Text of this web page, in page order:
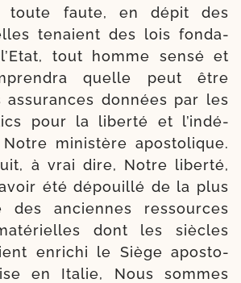
toute faute, en dépit des
tenaient des lois fon­da­
tout homme sen­sé et
quelle peut être
assu­rances don­nées par les
pour la liber­té et l’in­dé­
minis­tère apos­to­lique.
à vrai dire, Notre liber­té,
été dépouillé de la plus
des anciennes res­sources
dont les siècles
enri­chi le Siège apos­to­
en Italie, Nous sommes